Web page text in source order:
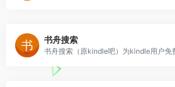
书舟搜索